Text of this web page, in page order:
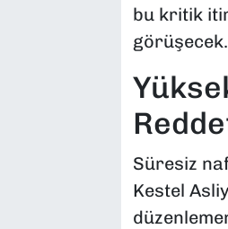
bu kritik
görüşecek.
Süresiz
Kestel